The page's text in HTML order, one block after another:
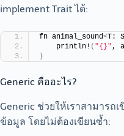
implement Trait ได้:
fn animal_sound<T:
    println!
( "{}" ,
}
Generic คืออะไร?
Generic ช่วยให้เราสามารถ
ข้อมูล โดยไม่ต้องเขียนซ้ำ: